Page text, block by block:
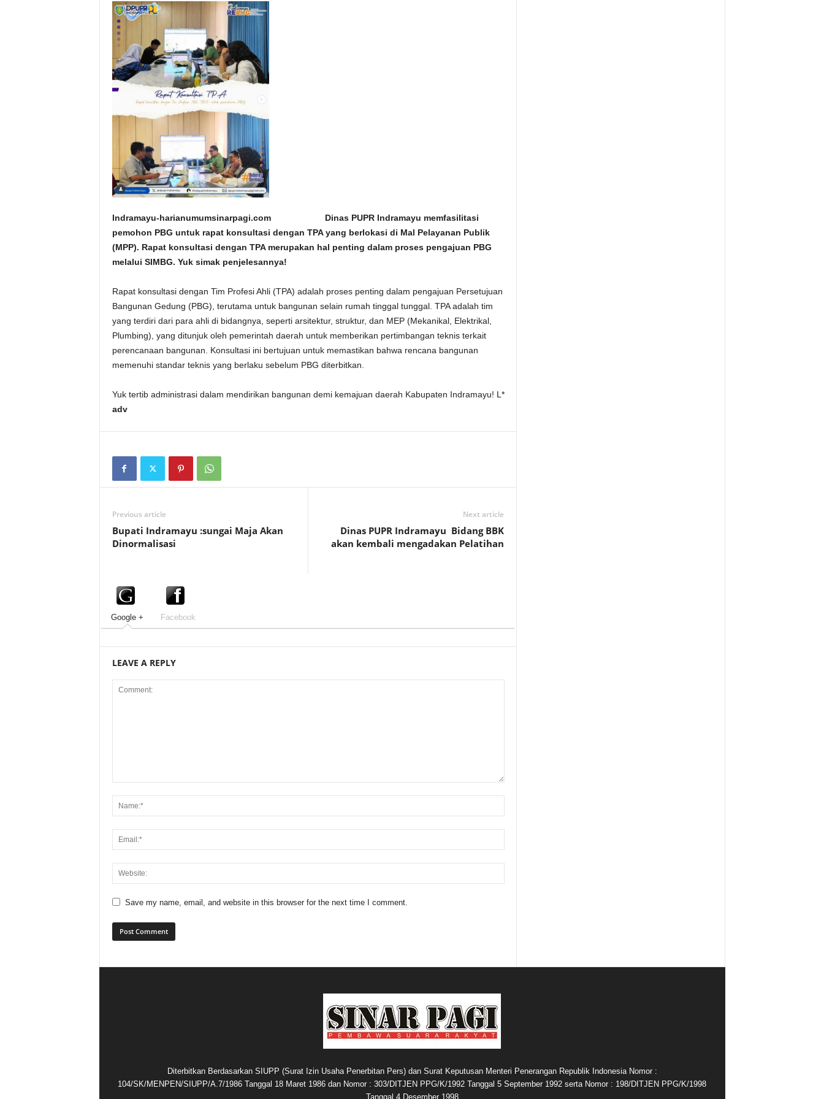
Indramayu-harianumumsinarpagi.com Dinas PUPR Indramayu memfasilitasi
pemohon PBG untuk rapat konsultasi dengan TPA yang berlokasi di Mal Pelayanan Publik
(MPP). Rapat konsultasi dengan TPA merupakan hal penting dalam proses pengajuan PBG
melalui SIMBG. Yuk simak penjelesannya!
Rapat konsultasi dengan Tim Profesi Ahli (TPA) adalah proses penting dalam pengajuan Persetujuan
Bangunan Gedung (PBG), terutama untuk bangunan selain rumah tinggal tunggal. TPA adalah tim
yang terdiri dari para ahli di bidangnya, seperti arsitektur, struktur, dan MEP (Mekanikal, Elektrikal,
Plumbing), yang ditunjuk oleh pemerintah daerah untuk memberikan pertimbangan teknis terkait
perencanaan bangunan. Konsultasi ini bertujuan untuk memastikan bahwa rencana bangunan
memenuhi standar teknis yang berlaku sebelum PBG diterbitkan.
Yuk tertib administrasi dalam mendirikan bangunan demi kemajuan daerah Kabupaten Indramayu! L*
adv
Previous article
Bupati Indramayu :sungai Maja Akan
Dinormalisasi
Next article
Dinas PUPR Indramayu Bidang BBK
akan kembali mengadakan Pelatihan
Google + Facebook
LEAVE A REPLY
Save my name, email, and website in this browser for the next time I comment.
Diterbitkan Berdasarkan SIUPP (Surat Izin Usaha Penerbitan Pers) dan Surat Keputusan Menteri Penerangan Republik Indonesia Nomor :
104/SK/MENPEN/SIUPP/A.7/1986 Tanggal 18 Maret 1986 dan Nomor : 303/DITJEN PPG/K/1992 Tanggal 5 September 1992 serta Nomor : 198/DITJEN PPG/K/1998
Tanggal 4 Desember 1998